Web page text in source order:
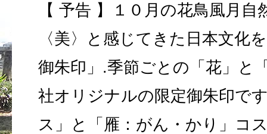
【 予告 】１０月の花鳥風月
〈美〉と感じてきた日本文化
御朱印」.季節ごとの「花」と
社オリジナルの限定御朱印で
ス」と「雁：がん・かり」コ